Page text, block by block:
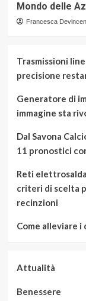
Mondo delle
Francesca
Trasmissioni
precisione
Generatore di
immagine sta
Dal Savona
11 pronostici
Reti
criteri di scelta
recinzioni
Come alleviare
Attualità
Benessere